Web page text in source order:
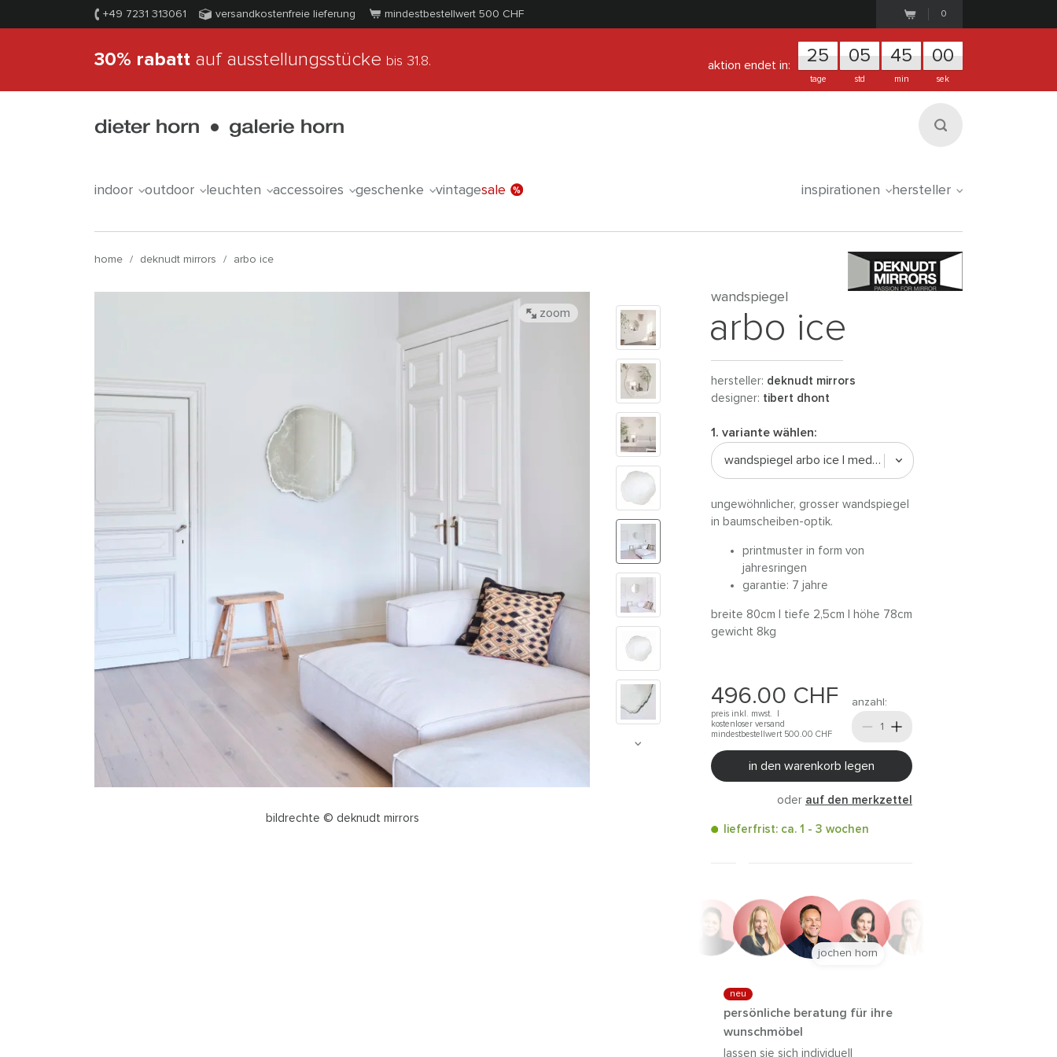
+49 7231 313061 versandkostenfreie lieferung mindestbestellwert 500 CHF 0
30% rabatt auf ausstellungsstücke bis 31.8. aktion endet in: 25
tage
05
std
45
min
00
sek
indoor outdoor leuchten accessoires geschenke vintagesale inspirationen hersteller
home / deknudt mirrors / arbo ice
bildrechte © deknudt mirrors
zoom
wandspiegel
arbo ice
hersteller: deknudt mirrors
designer: tibert dhont
1. variante wählen:
wandspiegel arbo ice | medium (80x78cm)
ungewöhnlicher, grosser wandspiegel
in baumscheiben-optik.
printmuster in form von
jahresringen
garantie: 7 jahre
breite 80cm | tiefe 2,5cm | höhe 78cm
gewicht 8kg
496.00 CHF
preis inkl. mwst. |
kostenloser versand
mindestbestellwert 500.00 CHF
anzahl:
in den warenkorb legen
oder auf den merkzettel
lieferfrist: ca. 1 - 3 wochen
neu
persönliche beratung für ihre
wunschmöbel
lassen sie sich individuell
jochen horn